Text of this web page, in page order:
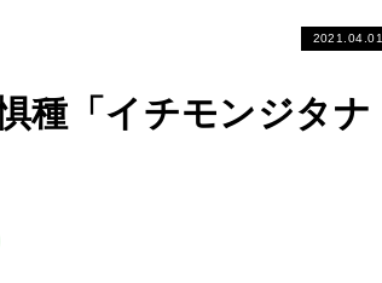
2021.04.01
種「イチモンジタナ